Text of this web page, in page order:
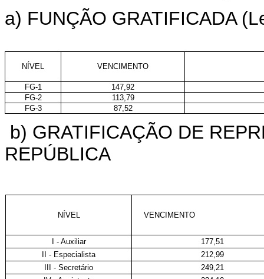
a) FUNÇÃO GRATIFICADA
NÍVEL VENCIMENTO
FG-1
147,92
FG-2
113,79
FG-3
87,52
b) GRATIFICAÇÃO DE
REPÚBLICA
NÍVEL VENCIMENTO
I - Auxiliar
177,51
II - Especialista
212,99
III - Secretário
249,21